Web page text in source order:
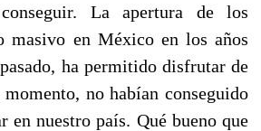
La apertura de los
masivo en México en los años
ha permitido disfrutar de
momento, no habían conseguido
en nuestro país. Qué bueno que